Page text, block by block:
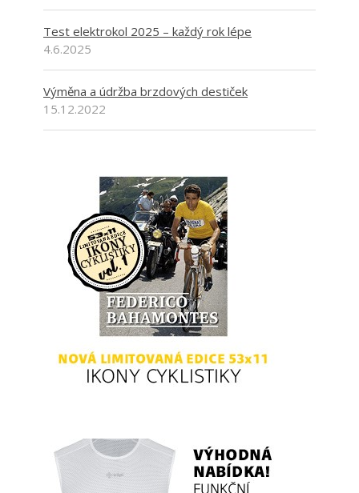
Test elektrokol 2025 – každý rok lépe
4.6.2025
Výměna a údržba brzdových destiček
15.12.2022